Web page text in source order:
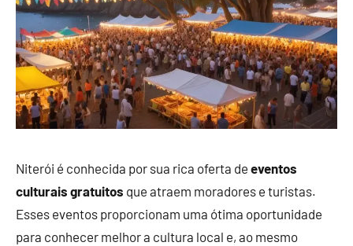
Niterói é conhecida por sua rica oferta de eventos
culturais gratuitos que atraem moradores e turistas.
Esses eventos proporcionam uma ótima oportunidade
para conhecer melhor a cultura local e, ao mesmo